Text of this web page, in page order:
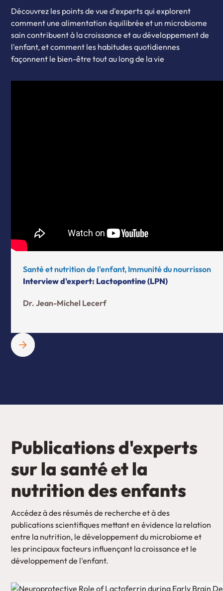
Découvrez les points de vue d'experts qui explorent
comment une alimentation équilibrée et un microbiome
sain contribuent à la croissance et au développement de
l'enfant, et comment les habitudes quotidiennes
façonnent le bien-être tout au long de la vie
Santé et nutrition de l'enfant, Immunité du nourrisson
Interview d'expert: Lactopontine (LPN)
Dr. Jean-Michel Lecerf
Publications d'experts
sur la santé et la
nutrition des enfants
Accédez à des résumés de recherche et à des
publications scientifiques mettant en évidence la relation
entre la nutrition, le développement du microbiome et
les principaux facteurs influençant la croissance et le
développement de l'enfant.